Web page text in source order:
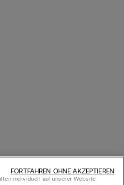
individuell auf unserer Website
FORTFAHREN OHNE AKZEPTIEREN